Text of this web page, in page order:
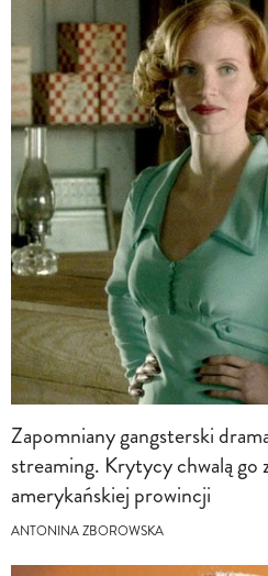
Zapomniany gangsterski
streaming. Krytycy chwalą go
amerykańskiej prowincji
ANTONINA ZBOROWSKA